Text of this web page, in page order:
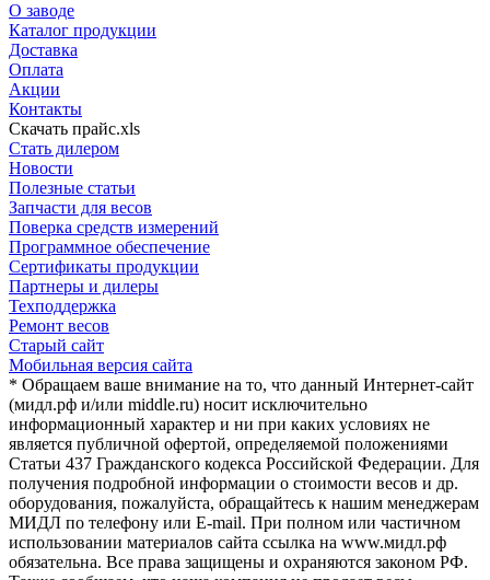
О заводе
Каталог продукции
Доставка
Оплата
Акции
Контакты
Скачать прайс.xls
Стать дилером
Новости
Полезные статьи
Запчасти для весов
Поверка средств измерений
Программное обеспечение
Сертификаты продукции
Партнеры и дилеры
Техподдержка
Ремонт весов
Старый сайт
Мобильная версия сайта
* Обращаем ваше внимание на то, что данный Интернет-сайт
(мидл.рф и/или middle.ru) носит исключительно
информационный характер и ни при каких условиях не
является публичной офертой, определяемой положениями
Статьи 437 Гражданского кодекса Российской Федерации. Для
получения подробной информации о стоимости весов и др.
оборудования, пожалуйста, обращайтесь к нашим менеджерам
МИДЛ по телефону или E-mail. При полном или частичном
использовании материалов сайта ссылка на www.мидл.рф
обязательна. Все права защищены и охраняются законом РФ.